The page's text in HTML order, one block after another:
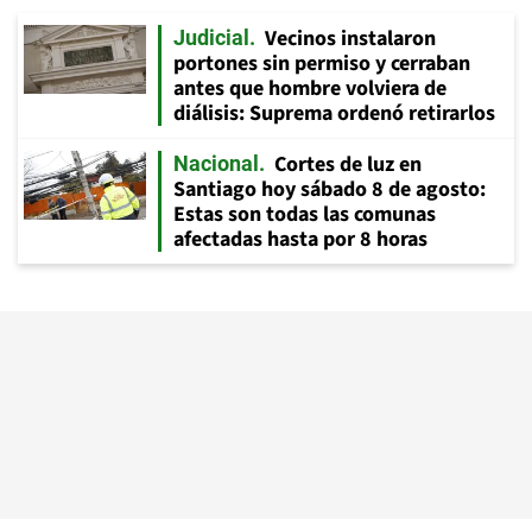
Judicial
Vecinos instalaron
portones sin permiso y cerraban
antes que hombre volviera de
diálisis: Suprema ordenó retirarlos
Nacional
Cortes de luz en
Santiago hoy sábado 8 de agosto:
Estas son todas las comunas
afectadas hasta por 8 horas